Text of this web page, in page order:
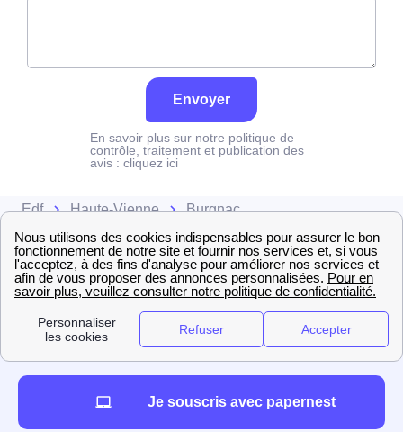
Envoyer
En savoir plus sur notre politique de
contrôle, traitement et publication des
avis : cliquez ici
Edf Haute-Vienne Burgnac
Je souscris avec papernest